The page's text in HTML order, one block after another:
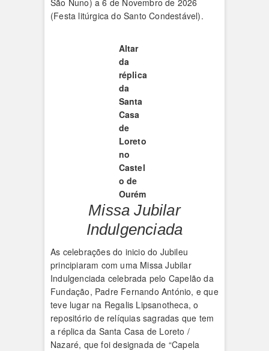
São Nuno) a 6 de Novembro de 2026
(Festa litúrgica do Santo Condestável).
Altar
da
réplica
da
Santa
Casa
de
Loreto
no
Castel
o de
Ourém
Missa Jubilar
Indulgenciada
As celebrações do inicio do Jubileu
principiaram com uma Missa Jubilar
Indulgenciada celebrada pelo Capelão da
Fundação, Padre Fernando António, e que
teve lugar na Regalis Lipsanotheca, o
repositório de relíquias sagradas que tem
a réplica da Santa Casa de Loreto /
Nazaré, que foi designada de “Capela